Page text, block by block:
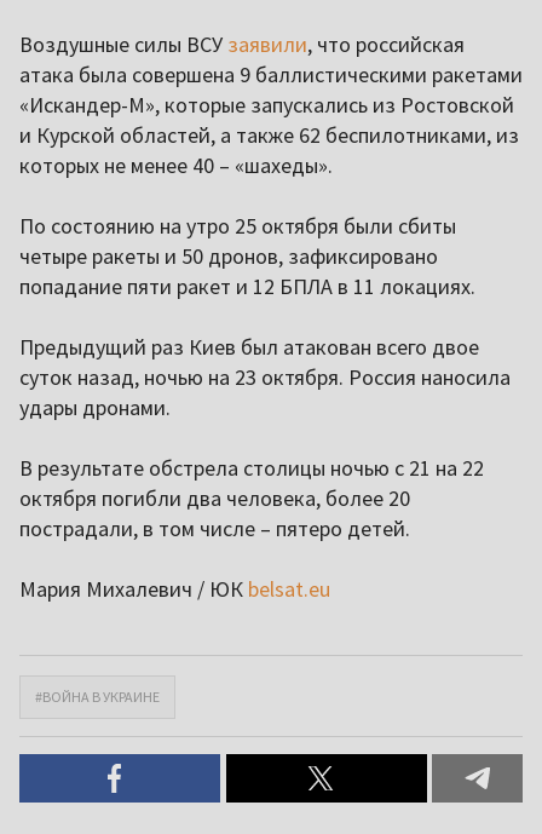
Воздушные силы ВСУ заявили, что российская
атака была совершена 9 баллистическими ракетами
«Искандер-М», которые запускались из Ростовской
и Курской областей, а также 62 беспилотниками, из
которых не менее 40 – «шахеды».
По состоянию на утро 25 октября были сбиты
четыре ракеты и 50 дронов, зафиксировано
попадание пяти ракет и 12 БПЛА в 11 локациях.
Предыдущий раз Киев был атакован всего двое
суток назад, ночью на 23 октября. Россия наносила
удары дронами.
В результате обстрела столицы ночью с 21 на 22
октября погибли два человека, более 20
пострадали, в том числе – пятеро детей.
Мария Михалевич / ЮК belsat.eu
#ВОЙНА В УКРАИНЕ